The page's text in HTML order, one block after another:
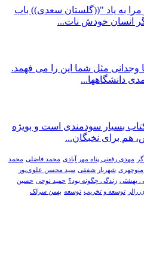
به یاد "((گلستان سعدی)) باب
انسان خودش نات...
وجدانی مثل شما این را می فهمد.
دانشگاهها...
بسیار سودمندی است و بویژه
هم برای نخبگان...
مهدی رفعتی پناه مهر آبادی محمد فاضلی محمد
شهریار شفقی سید محسن علوی‌پور
بهشتی زندگی چگونه بود؟ حمید نوحی حسین
رالز توسعه و تخریب توسعه بهمن سرلک